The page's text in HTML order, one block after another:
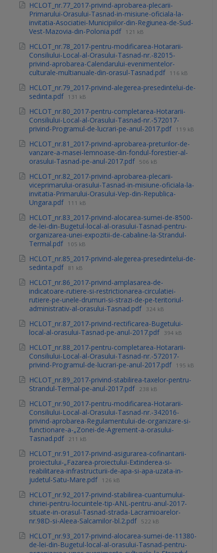
HCLOT_nr.77_2017-privind-aprobarea-plecarii-
Primarului-Orasului-Tasnad-in-misiune-oficiala-la-
invitatia-Asociatiei-Municipiilor-din-Regiunea-de-Sud-
Vest-Mazovia-din-Polonia.pdf 121 kB
HCLOT_nr.78_2017-pentru-modificarea-Hotararii-
Consiliului-Local-al-Orasului-Tasnad-nr.-82015-
privind-aprobarea-Calendarului-evenimentelor-
culturale-multianuale-din-orasul-Tasnad.pdf 116 kB
HCLOT_nr.79_2017-privind-alegerea-presedintelui-de-
sedinta.pdf 131 kB
HCLOT_nr.80_2017-pentru-completarea-Hotararii-
Consiliului-Local-al-Orasului-Tasnad-nr.-572017-
privind-Programul-de-lucrari-pe-anul-2017.pdf 119 kB
HCLOT_nr.81_2017-privind-aprobarea-preturilor-de-
vanzare-a-masei-lemnoase-din-fondul-forestier-al-
orasului-Tasnad-pe-anul-2017.pdf 506 kB
HCLOT_nr.82_2017-privind-aprobarea-plecarii-
viceprimarului-orasului-Tasnad-in-misiune-oficiala-la-
invitatia-Primarului-Orasului-Vep-din-Republica-
Ungara.pdf 111 kB
HCLOT_nr.83_2017-privind-alocarea-sumei-de-8500-
de-lei-din-Bugetul-local-al-orasului-Tasnad-pentru-
organizarea-unei-expozitii-de-cabaline-la-Strandul-
Termal.pdf 105 kB
HCLOT_nr.85_2017-privind-alegerea-presedintelui-de-
sedinta.pdf 81 kB
HCLOT_nr.86_2017-privind-amplasarea-de-
indicatoare-rutiere-si-restrictionarea-circulatiei-
rutiere-pe-unele-drumuri-si-strazi-de-pe-teritoriul-
administrativ-al-orasului-Tasnad.pdf 324 kB
HCLOT_nr.87_2017-privind-rectificarea-Bugetului-
local-al-orasului-Tasnad-pe-anul-2017.pdf 394 kB
HCLOT_nr.88_2017-pentru-completarea-Hotararii-
Consiliului-Local-al-Orasului-Tasnad-nr.-572017-
privind-Programul-de-lucrari-pe-anul-2017.pdf 195 kB
HCLOT_nr.89_2017-privind-stabilirea-taxelor-pentru-
Strandul-Termal-pe-anul-2017.pdf 238 kB
HCLOT_nr.90_2017-pentru-modificarea-Hotararii-
Consiliului-Local-al-Orasului-Tasnad-nr.-342016-
privind-aprobarea-Regulamentului-de-organizare-si-
functionare-a-„Zonei-de-Agrement-a-orasului-
Tasnad.pdf 211 kB
HCLOT_nr.91_2017-privind-asigurarea-cofinantarii-
proiectului-„Fazarea-proiectului-Extinderea-si-
reabilitarea-infrastructurii-de-apa-si-apa-uzata-in-
judetul-Satu-Mare.pdf 126 kB
HCLOT_nr.92_2017-privind-stabilirea-cuantumului-
chiriei-pentru-locuintele-tip-ANL-pentru-anul-2017-
situate-in-orasul-Tasnad-strada-Lacramioarelor-
nr.98D-si-Aleea-Salcamilor-bl.2.pdf 522 kB
HCLOT_nr.93_2017-privind-alocarea-sumei-de-11380-
de-lei-din-Bugetul-local-al-orasului-Tasnad-pentru-